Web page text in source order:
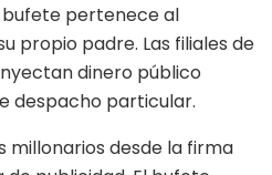
bufete pertenece al
propio padre. Las filiales de
dinero público
despacho particular.
millonarios desde la firma